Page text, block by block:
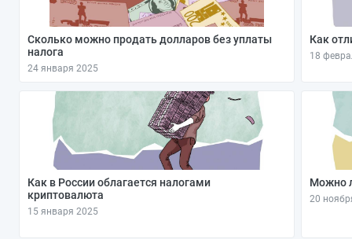
Сколько можно продать долларов без уплаты
налога
24 января 2025
Как
18
Как в России облагается налогами
криптовалюта
15 января 2025
Можно
20